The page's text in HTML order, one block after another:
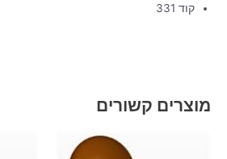
קוד 331
מוצרים קשורים